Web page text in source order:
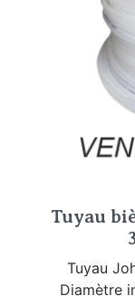
Tuyau
Tuyau
Diamètre